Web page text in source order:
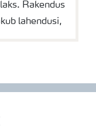
Rakendus
lahendusi,